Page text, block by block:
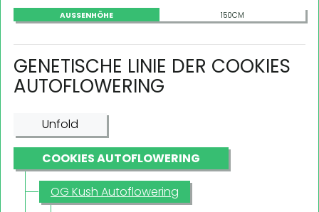
AUSSENHÖHE 150CM
GENETISCHE LINIE DER COOKIES
AUTOFLOWERING
Unfold
COOKIES AUTOFLOWERING
OG Kush Autoflowering